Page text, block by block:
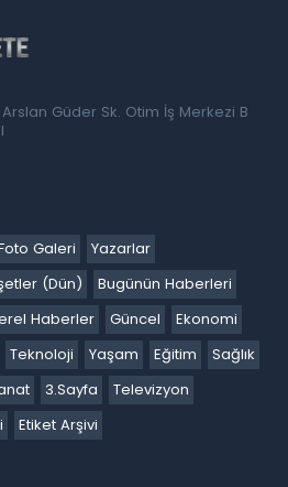
Güder Sk. Otim İş Merkezi B
Galeri
Yazarlar
(Dün)
Bugünün Haberleri
Haberler Güncel
Ekonomi
Teknoloji Yaşam Eğitim
Sağlık
3.Sayfa
Televizyon
Etiket Arşivi